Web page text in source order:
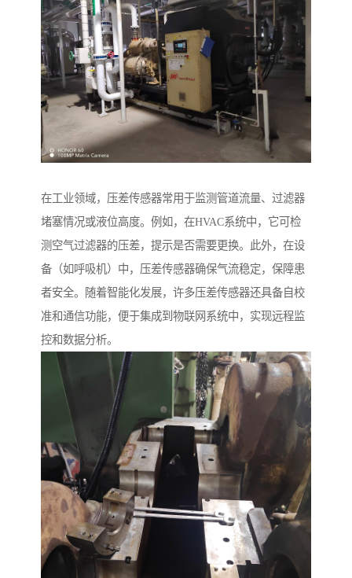
在工业领域，压差传感器常用于监测管道流量、过滤器
堵塞情况或液位高度。例如，在HVAC系统中，它可检
测空气过滤器的压差，提示是否需要更换。此外，在设
备（如呼吸机）中，压差传感器确保气流稳定，保障患
者安全。随着智能化发展，许多压差传感器还具备自校
准和通信功能，便于集成到物联网系统中，实现远程监
控和数据分析。